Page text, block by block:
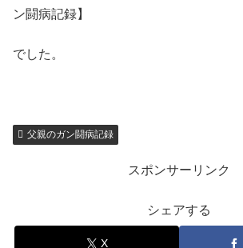
ン闘病記録】
でした。
父親のガン闘病記録
スポンサーリンク
シェアする
X